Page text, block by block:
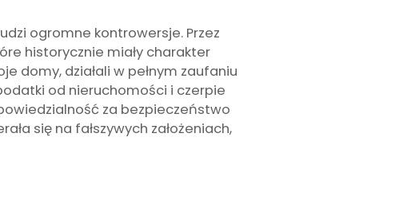
ogromne kontrowersje. Przez
historycznie miały charakter
domy, działali w pełnym zaufaniu
od nieruchomości i czerpie
za bezpieczeństwo
się na fałszywych założeniach,